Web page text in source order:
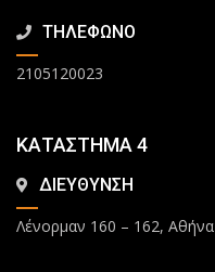
ΤΗΛΕΦΩΝΟ
2105120023
ΚΑΤΑΣΤΗΜΑ 4
ΔΙΕΥΘΥΝΣΗ
Λένορμαν 160 – 162, Αθήνα